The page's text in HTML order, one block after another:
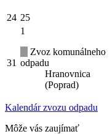
24 25
31
1
Zvoz komunálneho
odpadu
Hranovnica
(Poprad)
Kalendár zvozu odpadu
Môže vás zaujímať